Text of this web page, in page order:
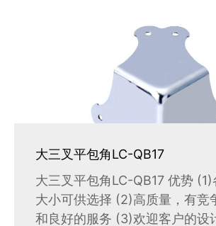
大三叉平包角LC-QB17
大三叉平包角LC-QB17 优势
大小可供选择 (2)高质量，有竞
和良好的服务 (3)欢迎客户的